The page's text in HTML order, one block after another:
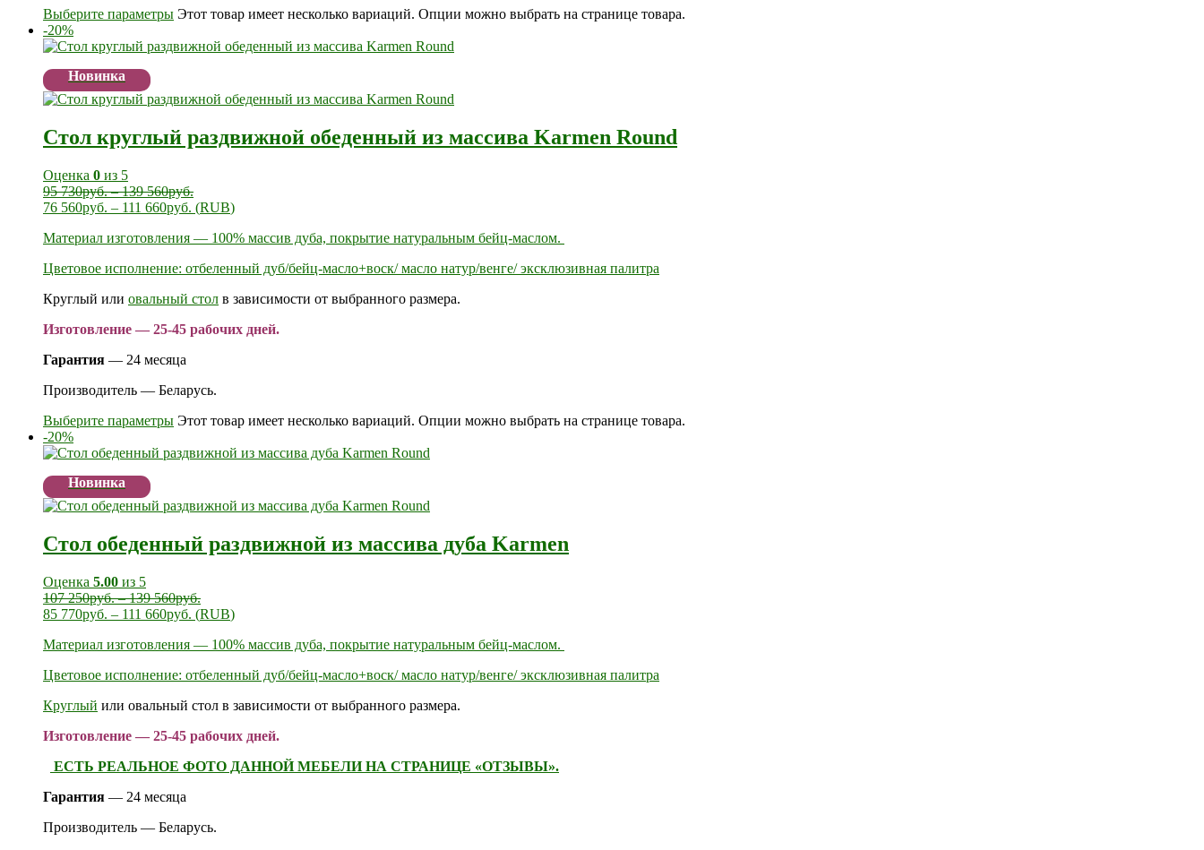
Выберите параметры Этот товар имеет несколько вариаций. Опции можно выбрать на странице товара.
-20%
Новинка
Стол круглый раздвижной обеденный из массива Karmen Round
Оценка 0 из 5
95 730руб.–139 560руб.
76 560руб. – 111 660руб. (RUB)
Материал изготовления — 100% массив дуба, покрытие натуральным бейц-маслом.
Цветовое исполнение: отбеленный дуб/бейц-масло+воск/ масло натур/венге/ эксклюзивная палитра
Круглый или овальный стол в зависимости от выбранного размера.
Изготовление — 25-45 рабочих дней.
Гарантия — 24 месяца
Производитель — Беларусь.
Выберите параметры Этот товар имеет несколько вариаций. Опции можно выбрать на странице товара.
-20%
Новинка
Стол обеденный раздвижной из массива дуба Karmen
Оценка 5.00 из 5
107 250руб.–139 560руб.
85 770руб. – 111 660руб. (RUB)
Материал изготовления — 100% массив дуба, покрытие натуральным бейц-маслом.
Цветовое исполнение: отбеленный дуб/бейц-масло+воск/ масло натур/венге/ эксклюзивная палитра
Круглый или овальный стол в зависимости от выбранного размера.
Изготовление — 25-45 рабочих дней.
ЕСТЬ РЕАЛЬНОЕ ФОТО ДАННОЙ МЕБЕЛИ НА СТРАНИЦЕ «ОТЗЫВЫ».
Гарантия — 24 месяца
Производитель — Беларусь.